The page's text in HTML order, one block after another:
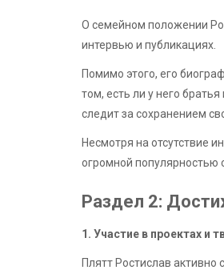
О семейном положении
интервью и публикациях.
Помимо этого, его
том, есть ли у него
следит за сохранением
Несмотря на отсутствие
огромной популярностью
Раздел 2:
1. Участие в проектах и
Плятт Ростислав